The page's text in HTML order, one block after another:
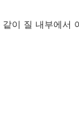
이 질 내부에